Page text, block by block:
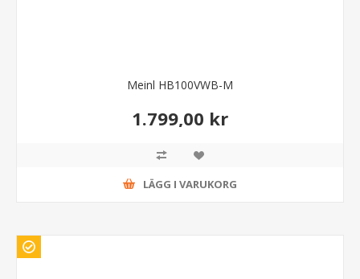
Meinl HB100VWB-M
1.799,00 kr
LÄGG I VARUKORG